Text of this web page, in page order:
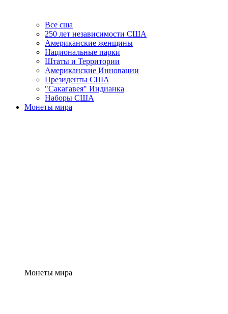
Все сша
250 лет независимости США
Американские женщины
Национальные парки
Штаты и Территории
Американские Инновации
Президенты США
"Сакагавея" Индианка
Наборы США
Монеты мира
Монеты мира